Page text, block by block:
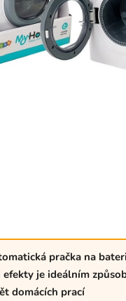
pračka na
je ideálním
domácích prací